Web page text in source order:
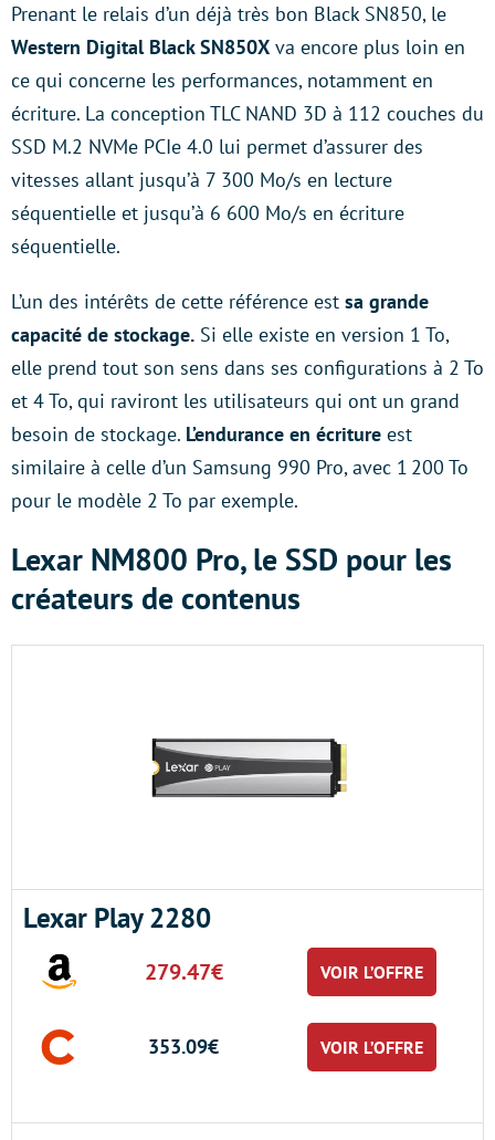
Prenant le relais d’un déjà très bon Black SN850, le
Western Digital Black SN850X va encore plus loin en
ce qui concerne les performances, notamment en
écriture. La conception TLC NAND 3D à 112 couches du
SSD M.2 NVMe PCIe 4.0 lui permet d’assurer des
vitesses allant jusqu’à 7 300 Mo/s en lecture
séquentielle et jusqu’à 6 600 Mo/s en écriture
séquentielle.
L’un des intérêts de cette référence est sa grande
capacité de stockage. Si elle existe en version 1 To,
elle prend tout son sens dans ses configurations à 2 To
et 4 To, qui raviront les utilisateurs qui ont un grand
besoin de stockage. L’endurance en écriture est
similaire à celle d’un Samsung 990 Pro, avec 1 200 To
pour le modèle 2 To par exemple.
Lexar NM800 Pro, le SSD pour les
créateurs de contenus
Lexar Play 2280
279.47€ VOIR L’OFFRE
353.09€ VOIR L’OFFRE